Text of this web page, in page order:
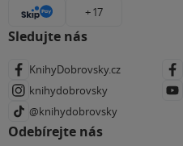
+ 17
Sledujte nás
KnihyDobrovsky.cz
knihydobrovsky
@knihydobrovsky
Odebírejte nás